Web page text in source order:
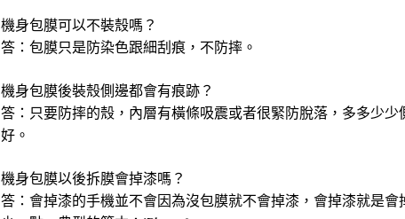
機身包膜可以不裝殼嗎？
答：包膜只是防染色跟細刮痕，不防摔。
機身包膜後裝殼側邊都會有痕跡？
答：只要防摔的殼，內層有橫條吸震或者很緊防脫落，多多少
好。
機身包膜以後拆膜會掉漆嗎？
答：會掉漆的手機並不會因為沒包膜就不會掉漆，會掉漆就是